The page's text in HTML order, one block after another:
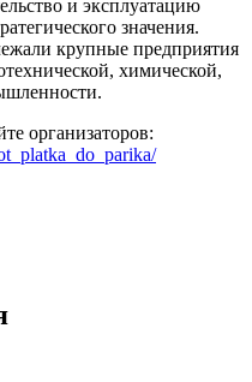
и эксплуатацию
значения.
крупные предприятия
химической,
организаторов: